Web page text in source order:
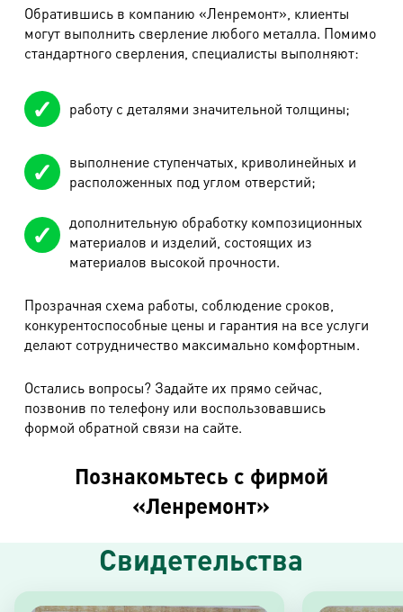
Обратившись в компанию «Ленремонт», клиенты
могут выполнить сверление любого металла. Помимо
стандартного сверления, специалисты выполняют:
работу с деталями значительной толщины;
выполнение ступенчатых, криволинейных и
расположенных под углом отверстий;
дополнительную обработку композиционных
материалов и изделий, состоящих из
материалов высокой прочности.
Прозрачная схема работы, соблюдение сроков,
конкурентоспособные цены и гарантия на все услуги
делают сотрудничество максимально комфортным.
Остались вопросы? Задайте их прямо сейчас,
позвонив по телефону или воспользовавшись
формой обратной связи на сайте.
Познакомьтесь с фирмой
«Ленремонт»
Свидетельства